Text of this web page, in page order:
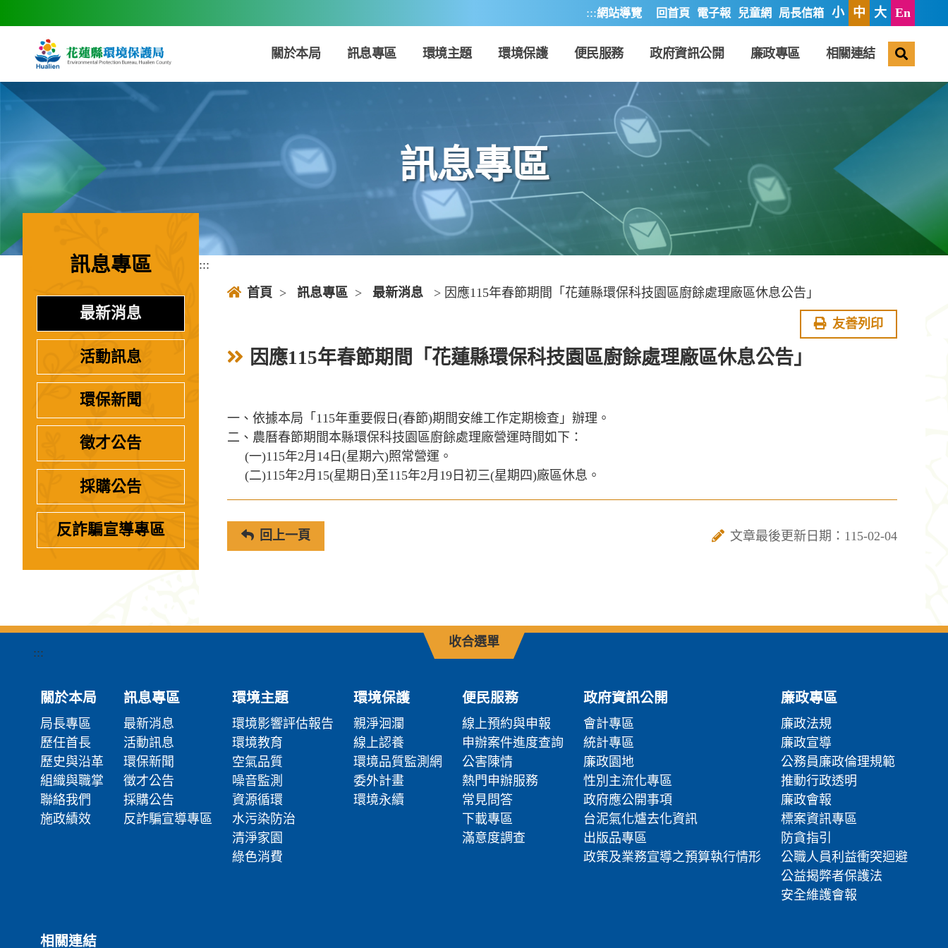
:::網站導覽 回首頁 電子報 兒童網 局長信箱 小 中 大 En
關於本局 訊息專區 環境主題 環境保護 便民服務 政府資訊公開 廉政專區 相關連結
訊息專區
訊息專區
最新消息
活動訊息
環保新聞
徵才公告
採購公告
反詐騙宣導專區
:::
首頁 > 訊息專區 > 最新消息 > 因應115年春節期間「花蓮縣環保科技園區廚餘處理廠區休息公告」
友善列印
因應115年春節期間「花蓮縣環保科技園區廚餘處理廠區休息公告」
一、依據本局「​115年重要假日(春節)期間安維工作定期檢查」辦理。
二、農曆春節期間本縣環保科技園區廚餘處理廠營運時間如下：
(一)115年2月14日(星期六)照常營運。
(二)115年2月15(星期日)至​115年2月19日初三(星期四)廠區休息。
回上一頁 文章最後更新日期：115-02-04
收合選單
:::
關於本局
局長專區
歷任首長
歷史與沿革
組織與職掌
聯絡我們
施政績效
訊息專區
最新消息
活動訊息
環保新聞
徵才公告
採購公告
反詐騙宣導專區
環境主題
環境影響評估報告
環境教育
空氣品質
噪音監測
資源循環
水污染防治
清淨家園
綠色消費
環境保護
親淨洄瀾
線上認養
環境品質監測網
委外計畫
環境永續
便民服務
線上預約與申報
申辦案件進度查詢
公害陳情
熱門申辦服務
常見問答
下載專區
滿意度調查
政府資訊公開
會計專區
統計專區
廉政園地
性別主流化專區
政府應公開事項
台泥氣化爐去化資訊
出版品專區
政策及業務宣導之預算執行情形
廉政專區
廉政法規
廉政宣導
公務員廉政倫理規範
推動行政透明
廉政會報
標案資訊專區
防貪指引
公職人員利益衝突迴避
公益揭弊者保護法
安全維護會報
相關連結